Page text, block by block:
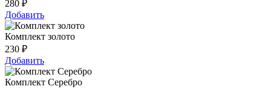
280 ₽
Добавить
Комплект золото
230 ₽
Добавить
Комплект Серебро